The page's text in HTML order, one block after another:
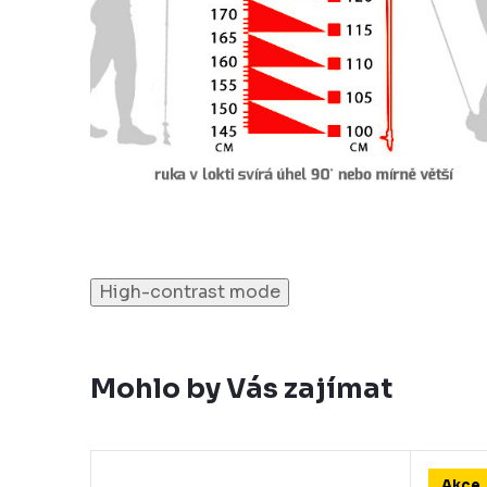
High-contrast mode
Mohlo by Vás zajímat